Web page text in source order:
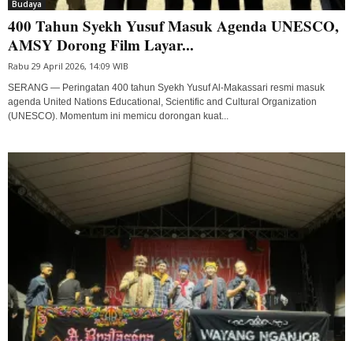
Budaya
400 Tahun Syekh Yusuf Masuk Agenda UNESCO,
AMSY Dorong Film Layar...
Rabu 29 April 2026, 14:09 WIB
SERANG — Peringatan 400 tahun Syekh Yusuf Al-Makassari resmi masuk
agenda United Nations Educational, Scientific and Cultural Organization
(UNESCO). Momentum ini memicu dorongan kuat...